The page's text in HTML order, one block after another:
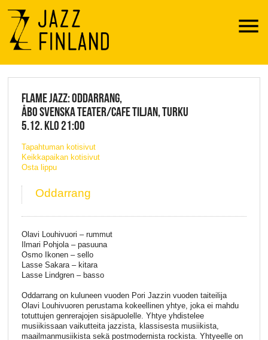
Menu
JAZZ FINLAND LIVE
FLAME JAZZ: ODDARRANG,
ÅBO SVENSKA TEATER/CAFE TILJAN, TURKU
5.12. KLO 21:00
Tapahtuman kotisivut
Keikkapaikan kotisivut
Osta lippu
Oddarrang
Olavi Louhivuori – rummut
Ilmari Pohjola – pasuuna
Osmo Ikonen – sello
Lasse Sakara – kitara
Lasse Lindgren – basso
Oddarrang on kuluneen vuoden Pori Jazzin vuoden taiteilija
Olavi Louhivuoren perustama kokeellinen yhtye, joka ei mahdu
totuttujen genrerajojen sisäpuolelle. Yhtye yhdistelee
musiikissaan vaikutteita jazzista, klassisesta musiikista,
maailmanmusiikista sekä postmodernista rockista. Yhtyeelle on